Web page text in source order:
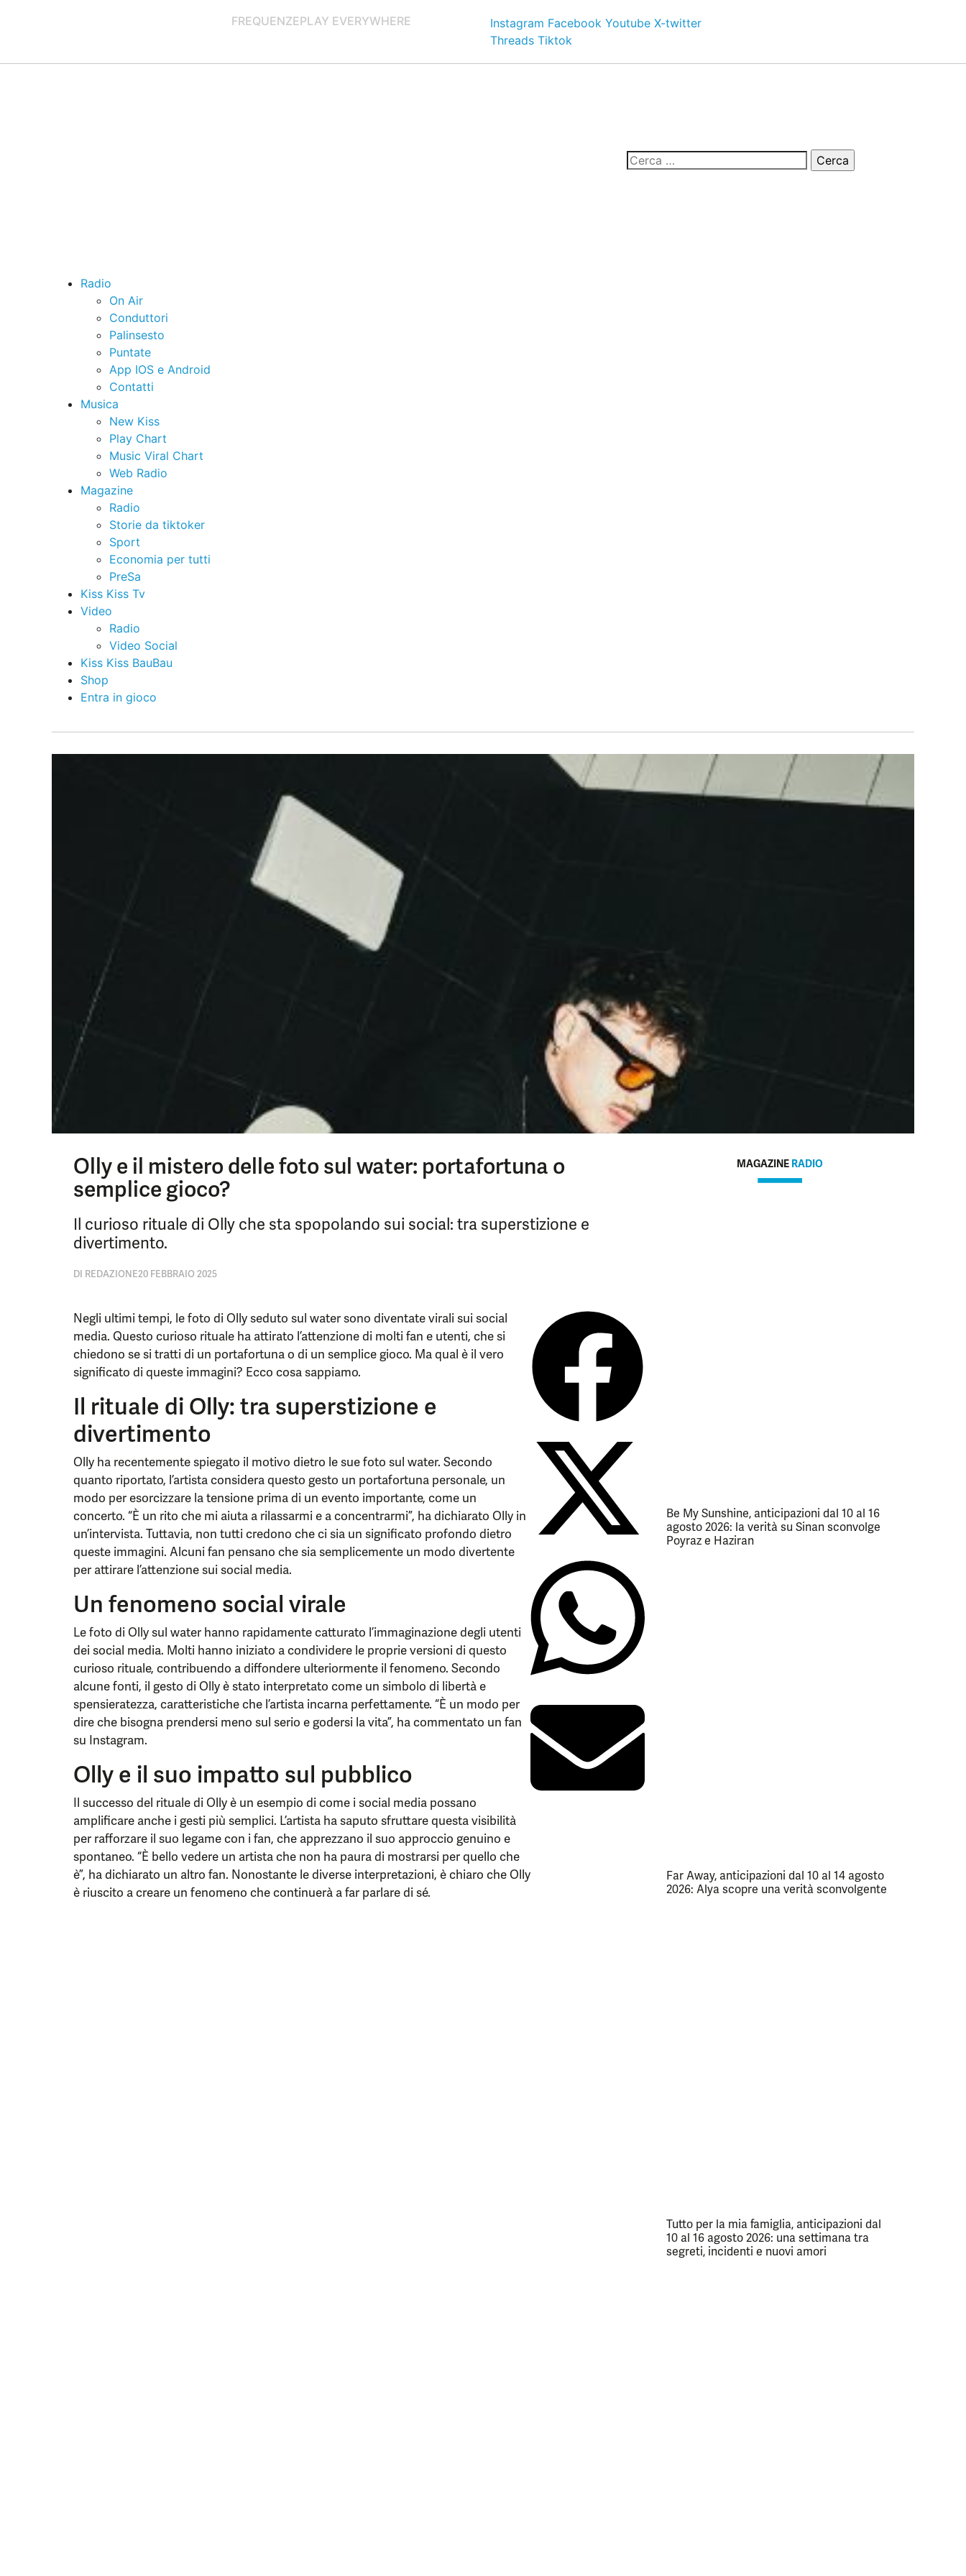
FREQUENZEPLAY EVERYWHERE Instagram Facebook Youtube X-twitter
Threads Tiktok
Radio
On Air
Conduttori
Palinsesto
Puntate
App IOS e Android
Contatti
Musica
New Kiss
Play Chart
Music Viral Chart
Web Radio
Magazine
Radio
Storie da tiktoker
Sport
Economia per tutti
PreSa
Kiss Kiss Tv
Video
Radio
Video Social
Kiss Kiss BauBau
Shop
Entra in gioco
Olly e il mistero delle foto sul water: portafortuna o
semplice gioco?
Il curioso rituale di Olly che sta spopolando sui social: tra superstizione e
divertimento.
DI REDAZIONE20 FEBBRAIO 2025
Negli ultimi tempi, le foto di Olly seduto sul water sono diventate virali sui social
media. Questo curioso rituale ha attirato l’attenzione di molti fan e utenti, che si
chiedono se si tratti di un portafortuna o di un semplice gioco. Ma qual è il vero
significato di queste immagini? Ecco cosa sappiamo.
Il rituale di Olly: tra superstizione e
divertimento
Olly ha recentemente spiegato il motivo dietro le sue foto sul water. Secondo
quanto riportato, l’artista considera questo gesto un portafortuna personale, un
modo per esorcizzare la tensione prima di un evento importante, come un
concerto. “È un rito che mi aiuta a rilassarmi e a concentrarmi”, ha dichiarato Olly in
un’intervista. Tuttavia, non tutti credono che ci sia un significato profondo dietro
queste immagini. Alcuni fan pensano che sia semplicemente un modo divertente
per attirare l’attenzione sui social media.
Un fenomeno social virale
Le foto di Olly sul water hanno rapidamente catturato l’immaginazione degli utenti
dei social media. Molti hanno iniziato a condividere le proprie versioni di questo
curioso rituale, contribuendo a diffondere ulteriormente il fenomeno. Secondo
alcune fonti, il gesto di Olly è stato interpretato come un simbolo di libertà e
spensieratezza, caratteristiche che l’artista incarna perfettamente. “È un modo per
dire che bisogna prendersi meno sul serio e godersi la vita”, ha commentato un fan
su Instagram.
Olly e il suo impatto sul pubblico
Il successo del rituale di Olly è un esempio di come i social media possano
amplificare anche i gesti più semplici. L’artista ha saputo sfruttare questa visibilità
per rafforzare il suo legame con i fan, che apprezzano il suo approccio genuino e
spontaneo. “È bello vedere un artista che non ha paura di mostrarsi per quello che
è”, ha dichiarato un altro fan. Nonostante le diverse interpretazioni, è chiaro che Olly
è riuscito a creare un fenomeno che continuerà a far parlare di sé.
MAGAZINE RADIO
Be My Sunshine, anticipazioni dal 10 al 16
agosto 2026: la verità su Sinan sconvolge
Poyraz e Haziran
Far Away, anticipazioni dal 10 al 14 agosto
2026: Alya scopre una verità sconvolgente
Tutto per la mia famiglia, anticipazioni dal
10 al 16 agosto 2026: una settimana tra
segreti, incidenti e nuovi amori